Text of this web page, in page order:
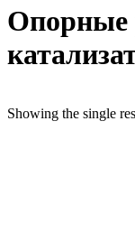
Search
Опорные
Showing the single